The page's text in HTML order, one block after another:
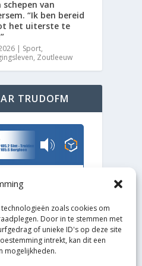
zoals cookies om
Door in te stemmen met
of unieke ID's op deze site
intrekt, kan dit een
mogelijkheden.
schepen van
“Ik ben bereid
het uiterste te
| Sport,
, Zoutleeuw
TRUDOFM
TrudoFM